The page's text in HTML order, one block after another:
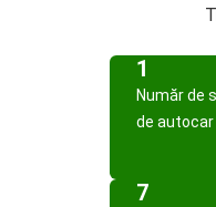
1
Număr de
de autocar
7